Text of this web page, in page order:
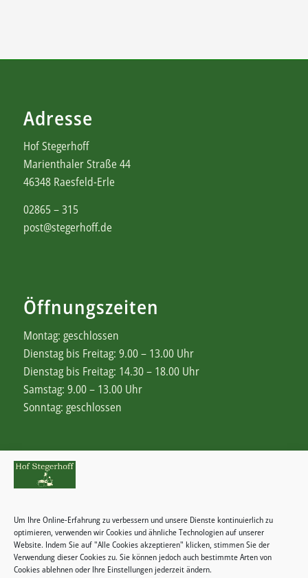
Um Ihre Online-Erfahrung zu verbessern und unsere Dienste kontinuierlich zu
optimieren, verwenden wir Cookies und ähnliche Technologien auf unserer
Website. Indem Sie auf "Alle Cookies akzeptieren" klicken, stimmen Sie der
Verwendung dieser Cookies zu. Sie können jedoch auch bestimmte Arten von
Cookies ablehnen oder Ihre Einstellungen jederzeit ändern.
Adresse
Hof Stegerhoff
Marienthaler Straße 44
46348 Raesfeld-Erle
02865 – 315
post@stegerhoff.de
Öffnungszeiten
Montag: geschlossen
Dienstag bis Freitag: 9.00 – 13.00 Uhr
Dienstag bis Freitag: 14.30 – 18.00 Uhr
Samstag: 9.00 – 13.00 Uhr
Sonntag: geschlossen
Rechtliches
Widerrufsbelehrung